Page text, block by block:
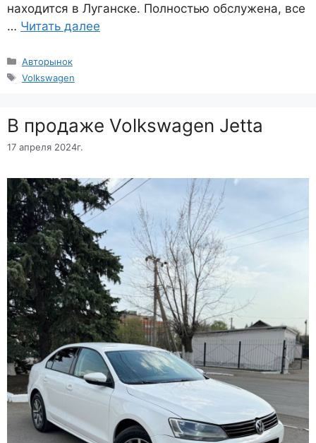
находится в Луганске. Полностью обслужена, все
… Читать далее
Рубрики
Авторынок
Метки
Volkswagen
В продаже Volkswagen Jetta
17 апреля 2024г.